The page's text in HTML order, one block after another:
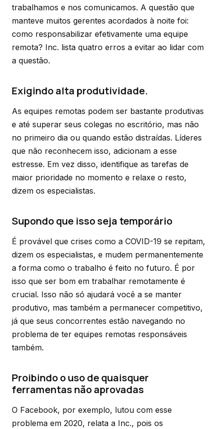
trabalhamos e nos comunicamos. A questão que
manteve muitos gerentes acordados à noite foi:
como responsabilizar efetivamente uma equipe
remota? Inc. lista quatro erros a evitar ao lidar com
a questão.
Exigindo alta produtividade.
As equipes remotas podem ser bastante produtivas
e até superar seus colegas no escritório, mas não
no primeiro dia ou quando estão distraídas. Líderes
que não reconhecem isso, adicionam a esse
estresse. Em vez disso, identifique as tarefas de
maior prioridade no momento e relaxe o resto,
dizem os especialistas.
Supondo que isso seja temporário
É provável que crises como a COVID-19 se repitam,
dizem os especialistas, e mudem permanentemente
a forma como o trabalho é feito no futuro. É por
isso que ser bom em trabalhar remotamente é
crucial. Isso não só ajudará você a se manter
produtivo, mas também a permanecer competitivo,
já que seus concorrentes estão navegando no
problema de ter equipes remotas responsáveis
também.
Proibindo o uso de quaisquer
ferramentas não aprovadas
O Facebook, por exemplo, lutou com esse
problema em 2020, relata a Inc., pois os